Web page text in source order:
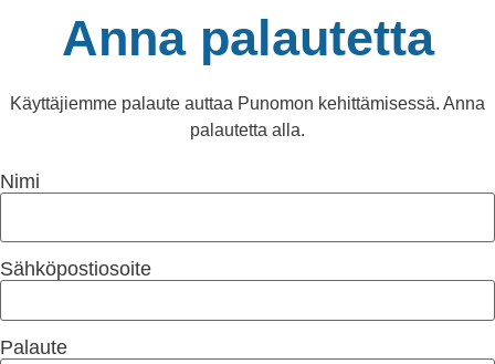
Anna palautetta
Käyttäjiemme palaute auttaa Punomon kehittämisessä. Anna
palautetta alla.
Nimi
Sähköpostiosoite
Palaute